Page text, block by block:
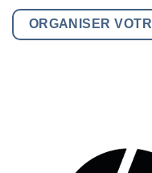
ORGANISER